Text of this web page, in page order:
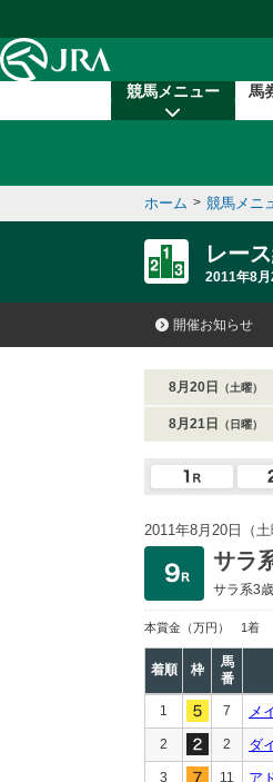
競馬メニュー 馬
ホーム > 競馬メニ
レー
2011年8
開催お知らせ
8月20日 （土曜）
8月21日 （日曜）
2011年8月20日（
サラ
サラ系3
本賞金 （万円） 1着
着順 枠
馬
番
1 7 メ
2 2 ダ
3 11 ア